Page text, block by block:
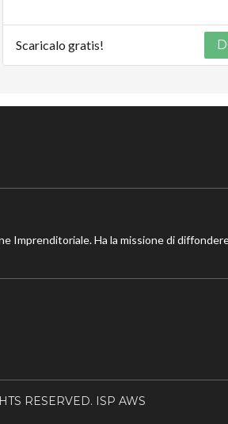
Scaricalo gratis!
Imprenditoriale. Ha la missione di
RESERVED. ISP AWS